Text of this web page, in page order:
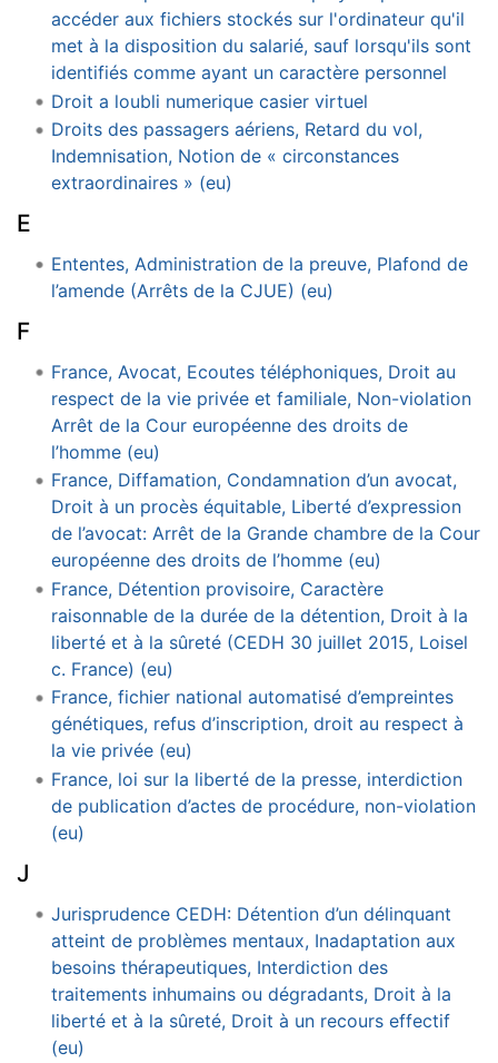
accéder aux fichiers stockés sur l'ordinateur qu'il
met à la disposition du salarié, sauf lorsqu'ils sont
identifiés comme ayant un caractère personnel
Droit a loubli numerique casier virtuel
Droits des passagers aériens, Retard du vol,
Indemnisation, Notion de « circonstances
extraordinaires » (eu)
E
Ententes, Administration de la preuve, Plafond de
l’amende (Arrêts de la CJUE) (eu)
F
France, Avocat, Ecoutes téléphoniques, Droit au
respect de la vie privée et familiale, Non-violation
Arrêt de la Cour européenne des droits de
l’homme (eu)
France, Diffamation, Condamnation d’un avocat,
Droit à un procès équitable, Liberté d’expression
de l’avocat: Arrêt de la Grande chambre de la Cour
européenne des droits de l’homme (eu)
France, Détention provisoire, Caractère
raisonnable de la durée de la détention, Droit à la
liberté et à la sûreté (CEDH 30 juillet 2015, Loisel
c. France) (eu)
France, fichier national automatisé d’empreintes
génétiques, refus d’inscription, droit au respect à
la vie privée (eu)
France, loi sur la liberté de la presse, interdiction
de publication d’actes de procédure, non-violation
(eu)
J
Jurisprudence CEDH: Détention d’un délinquant
atteint de problèmes mentaux, Inadaptation aux
besoins thérapeutiques, Interdiction des
traitements inhumains ou dégradants, Droit à la
liberté et à la sûreté, Droit à un recours effectif
(eu)